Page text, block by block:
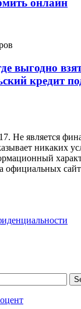
выгодно
кредит
Не является
никаких
официальных